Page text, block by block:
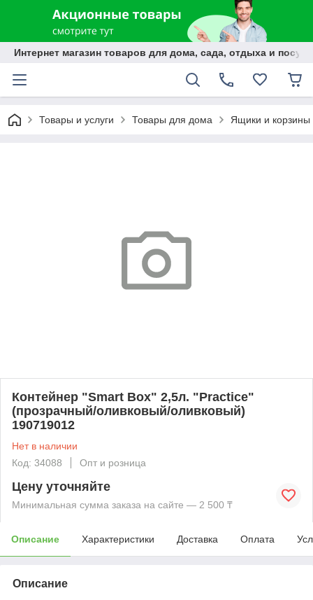
Интернет магазин товаров для дома, сада, отдыха и
Товары и услуги Товары для дома Ящики и корзины
Контейнер "Smart Box" 2,5л. "Practice"
(прозрачный/оливковый/оливковый)
190719012
Нет в наличии
Код: 34088
Опт и розница
Цену уточняйте
Минимальная сумма заказа на сайте — 2 500 ₸
Описание Характеристики Доставка Оплата
Описание